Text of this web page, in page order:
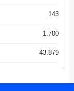
143
1.700
43.879